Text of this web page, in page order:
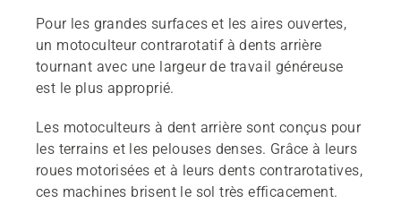
Pour les grandes surfaces et les aires ouvertes,
un motoculteur contrarotatif à dents arrière
tournant avec une largeur de travail généreuse
est le plus approprié.
Les motoculteurs à dent arrière sont conçus pour
les terrains et les pelouses denses. Grâce à leurs
roues motorisées et à leurs dents contrarotatives,
ces machines brisent le sol très efficacement.